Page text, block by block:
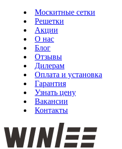
Москитные сетки
Решетки
Акции
О нас
Блог
Отзывы
Дилерам
Оплата и установка
Гарантия
Узнать цену
Вакансии
Контакты